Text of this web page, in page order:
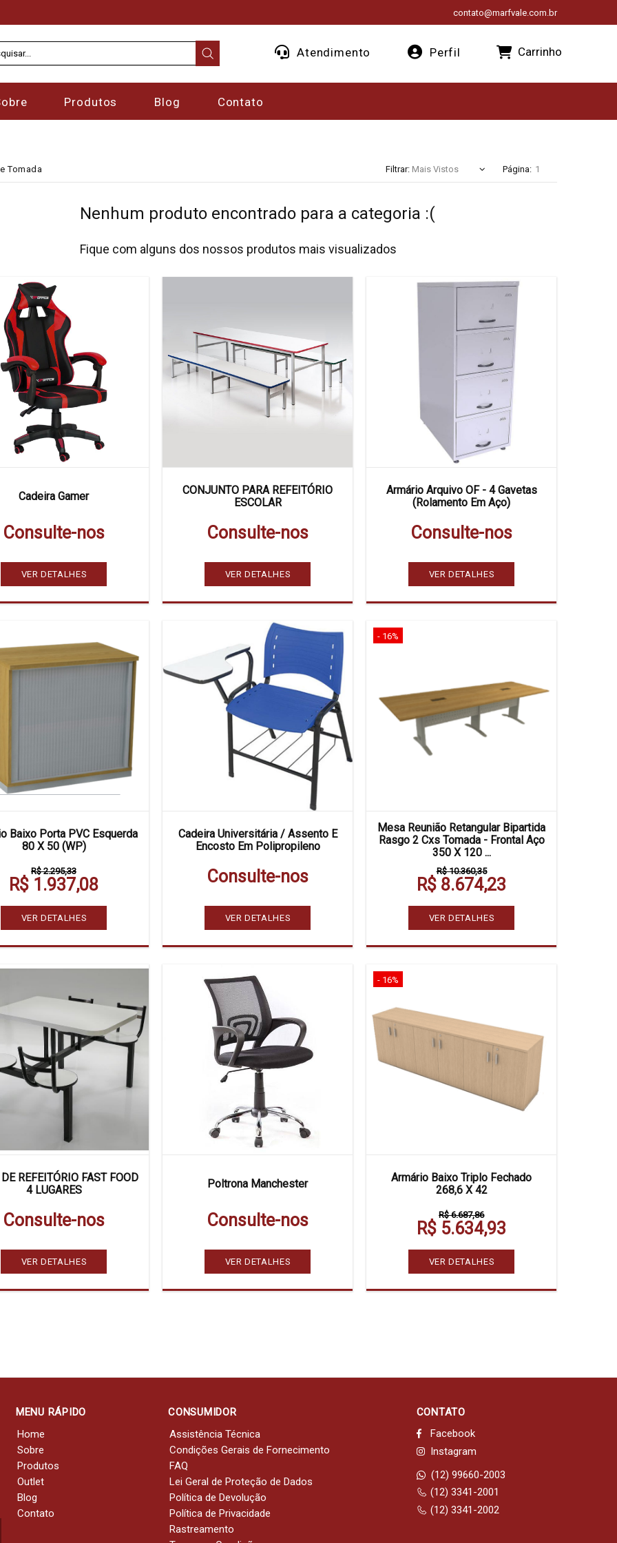
contato@marfvale.com.br
Atendimento Perfil Carrinho
Produtos Blog Contato
Tomada Filtrar: Página:
Nenhum produto encontrado para a categoria :(
Fique com alguns dos nossos produtos mais visualizados
Cadeira Gamer
Consulte-nos
VER DETALHES
CONJUNTO PARA REFEITÓRIO
ESCOLAR
Consulte-nos
VER DETALHES
Armário Arquivo OF - 4 Gavetas
(Rolamento Em Aço)
Consulte-nos
VER DETALHES
Baixo Porta PVC Esquerda
80 X 50 (WP)
R$ 2.295,33
R$ 1.937,08
VER DETALHES
Cadeira Universitária / Assento E
Encosto Em Polipropileno
Consulte-nos
VER DETALHES
- 16%
Mesa Reunião Retangular Bipartida
Rasgo 2 Cxs Tomada - Frontal Aço
350 X 120 ...
R$ 10.360,35
R$ 8.674,23
VER DETALHES
REFEITÓRIO FAST FOOD
4 LUGARES
Consulte-nos
VER DETALHES
Poltrona Manchester
Consulte-nos
VER DETALHES
- 16%
Armário Baixo Triplo Fechado
268,6 X 42
R$ 6.687,86
R$ 5.634,93
VER DETALHES
MENU RÁPIDO
Home
Sobre
Produtos
Outlet
Blog
Contato
CONSUMIDOR
Assistência Técnica
Condições Gerais de Fornecimento
FAQ
Lei Geral de Proteção de Dados
Política de Devolução
Política de Privacidade
Rastreamento
CONTATO
Facebook
Instagram
(12) 99660-2003
(12) 3341-2001
(12) 3341-2002